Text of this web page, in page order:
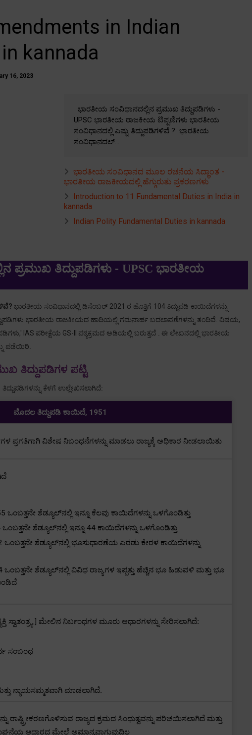
in Indian
kannada
16, 2023
ಭಾರತೀಯ ಸಂವಿಧಾನದಲ್ಲಿನ ಪ್ರಮುಖ ತಿದ್ದುಪಡಿಗಳು -
UPSC ಭಾರತೀಯ ರಾಜಕೀಯ ಟಿಪ್ಪಣಿಗಳು ಭಾರತೀಯ
ಸಂವಿಧಾನದಲ್ಲಿ ಎಷ್ಟು ತಿದ್ದುಪಡಿಗಳಿವೆ ? ಭಾರತೀಯ
ಸಂವಿಧಾನದಲ್...
ಭಾರತೀಯ ಸಂವಿಧಾನದ ಮೂಲ ರಚನೆಯ ಸಿದ್ಧಾಂತ -
ಭಾರತೀಯ ರಾಜಕೀಯದಲ್ಲಿ ಹೆಗ್ಗುರುತು ಪ್ರಕರಣಗಳು
Introduction to 11 Fundamental Duties in India in
kannada
Indian Polity Fundamental Duties in kannada
ಪ್ರಮುಖ ತಿದ್ದುಪಡಿಗಳು - UPSC ಭಾರತೀಯ
? ಭಾರತೀಯ ಸಂವಿಧಾನದಲ್ಲಿ ಡಿಸೆಂಬರ್ 2021 ರ ಹೊತ್ತಿಗೆ 104 ತಿದ್ದುಪಡಿ ಕಾಯಿದೆಗಳನ್ನು
ಭಾರತೀಯ ರಾಜಕೀಯದ ಹಾದಿಯಲ್ಲಿ ಗಮನಾರ್ಹ ಬದಲಾವಣೆಗಳನ್ನು ತಂದಿವೆ. ವಿಷಯ,
,' IAS ಪರೀಕ್ಷೆಯ GS-II ಪಠ್ಯಕ್ರಮದ ಅಡಿಯಲ್ಲಿ ಬರುತ್ತದೆ . ಈ ಲೇಖನದಲ್ಲಿ ಭಾರತೀಯ
ಪಡೆಯಿರಿ.
ತಿದ್ದುಪಡಿಗಳ ಪಟ್ಟಿ
ಕೆಳಗೆ ಉಲ್ಲೇಖಿಸಲಾಗಿದೆ:
ಮೊದಲ ತಿದ್ದುಪಡಿ ಕಾಯಿದೆ, 1951
ಪ್ರಗತಿಗಾಗಿ ವಿಶೇಷ ನಿಬಂಧನೆಗಳನ್ನು ಮಾಡಲು ರಾಜ್ಯಕ್ಕೆ ಅಧಿಕಾರ ನೀಡಲಾಯಿತು
ಒಂಬತ್ತನೇ ಶೆಡ್ಯೂಲ್‌ನಲ್ಲಿ ಇನ್ನೂ ಕೆಲವು ಕಾಯಿದೆಗಳನ್ನು ಒಳಗೊಂಡಿತ್ತು
ಒಂಬತ್ತನೇ ಶೆಡ್ಯೂಲ್‌ನಲ್ಲಿ ಇನ್ನೂ 44 ಕಾಯಿದೆಗಳನ್ನು ಒಳಗೊಂಡಿತ್ತು
ಒಂಬತ್ತನೇ ಶೆಡ್ಯೂಲ್‌ನಲ್ಲಿ ಭೂಸುಧಾರಣೆಯ ಎರಡು ಕೇರಳ ಕಾಯಿದೆಗಳನ್ನು
ಒಂಬತ್ತನೇ ಶೆಡ್ಯೂಲ್‌ನಲ್ಲಿ ವಿವಿಧ ರಾಜ್ಯಗಳ ಇಪ್ಪತ್ತು ಹೆಚ್ಚಿನ ಭೂ ಹಿಡುವಳಿ ಮತ್ತು ಭೂ
] ಮೇಲಿನ ನಿರ್ಬಂಧಗಳ ಮೂರು ಆಧಾರಗಳನ್ನು ಸೇರಿಸಲಾಗಿದೆ:
ಸಂಬಂಧ
ನ್ಯಾಯಸಮ್ಮತವಾಗಿ ಮಾಡಲಾಗಿದೆ.
ರಾಷ್ಟ್ರೀಕರಣಗೊಳಿಸುವ ರಾಜ್ಯದ ಕ್ರಮದ ಸಿಂಧುತ್ವವನ್ನು ಪರಿಚಯಿಸಲಾಗಿದೆ ಮತ್ತು
ಆಧಾರದ ಮೇಲೆ ಅಮಾನ್ಯವಾಗುವುದಿಲ್ಲ